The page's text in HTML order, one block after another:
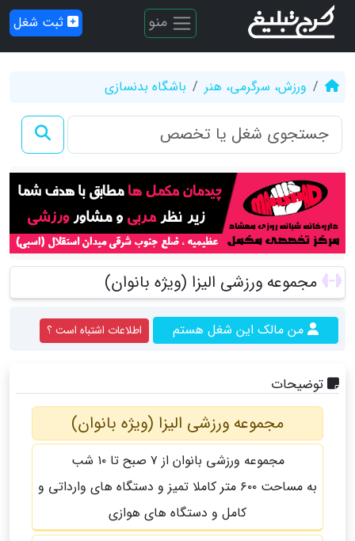
منو ثبت شغل
ورزش، سرگرمی، هنر باشگاه بدنسازی
مجموعه ورزشی الیزا (ویژه بانوان)
من مالک این شغل هستم اطلاعات اشتباه است ؟
توضیحات
مجموعه ورزشی الیزا (ویژه بانوان)
مجموعه ورزشی بانوان از ۷ صبح تا ۱۰ شب
به مساحت ۶۰۰ متر کاملا تمیز و دستگاه های وارداتی و
کامل و دستگاه های هوازی